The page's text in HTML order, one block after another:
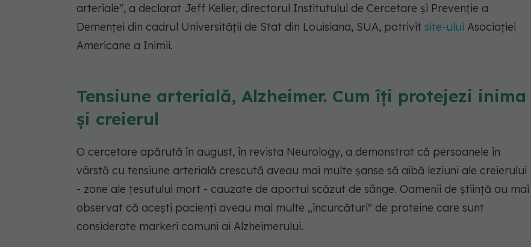
arteriale", a declarat Jeff Keller, directorul Institutului de Cercetare și Prevenție a
Demenței din cadrul Universității de Stat din Louisiana, SUA, potrivit site-ului Asociației
Americane a Inimii.
Tensiune arterială, Alzheimer. Cum îți protejezi inima
și creierul
O cercetare apărută în august, în revista Neurology, a demonstrat că persoanele în
vârstă cu tensiune arterială crescută aveau mai multe șanse să aibă leziuni ale creierului
- zone ale țesutului mort - cauzate de aportul scăzut de sânge. Oamenii de știință au mai
observat că acești pacienți aveau mai multe „încurcături" de proteine care sunt
considerate markeri comuni ai Alzheimerului.